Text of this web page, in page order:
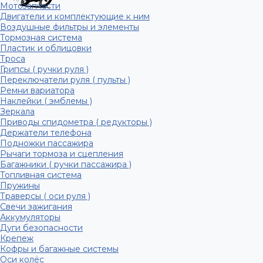
Мотозапчасти
Двигатели и комплектующие к ним
Воздушные фильтры и элементы
Тормозная система
Пластик и облицовки
Троса
Грипсы ( ручки руля )
Переключатели руля ( пульты )
Ремни вариатора
Наклейки ( эмблемы )
Зеркала
Приводы спидометра ( редукторы )
Держатели телефона
Подножки пассажира
Рычаги тормоза и сцепления
Багажники ( ручки пассажира )
Топливная система
Пружины
Траверсы ( оси руля )
Свечи зажигания
Аккумуляторы
Дуги безопасности
Крепеж
Кофры и багажные системы
Оси колёс